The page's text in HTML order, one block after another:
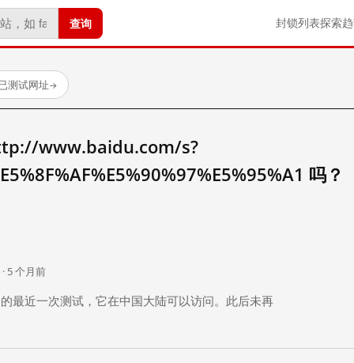
查询 封锁列表探索
测试网址→
www.baidu.com/s?
吗？
5 个月前
最近一次测试，它在中国大陆可以访问。此后未再